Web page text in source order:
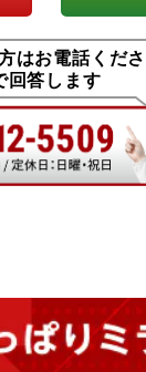
はお電話くだ
回答します